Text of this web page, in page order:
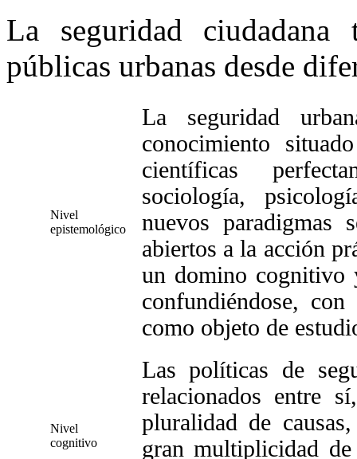
La seguridad
públicas urbanas desde
Nivel
epistemológico
La seguridad
conocimiento
científicas
sociología,
nuevos paradigmas
abiertos a la acción
un domino cognitivo
confundiéndose,
como objeto de
Nivel
cognitivo
Las políticas de
relacionados entre
pluralidad de
gran multiplicidad de